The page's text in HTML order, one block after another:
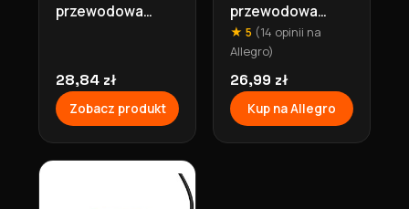
przewodowa
biała Hoco
28,84 zł
Zobacz produkt
przewodowa
gamingowa USB A
3600DPI GM31
biało niebieska
Hoco
★ 5 (14 opinii na
Allegro)
26,99 zł
Kup na Allegro